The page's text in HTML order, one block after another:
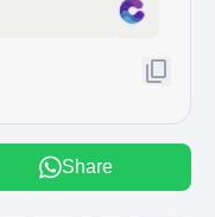
Share